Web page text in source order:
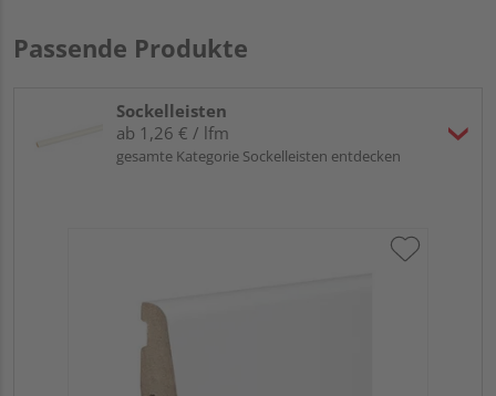
Passende Produkte
Sockelleisten
ab 1,26 € / lfm
gesamte Kategorie Sockelleisten entdecken